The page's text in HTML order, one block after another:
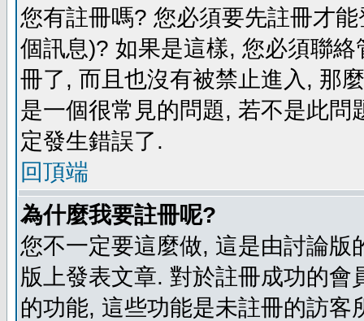
您有註冊嗎? 您必須要先註冊才
個訊息)? 如果是這樣, 您必須聯
冊了, 而且也沒有被禁止進入, 那
是一個很常見的問題, 若不是此
定發生錯誤了.
回頂端
為什麼我要註冊呢?
您不一定要這麼做, 這是由討論
版上發表文章. 對於註冊成功的
的功能, 這些功能是未註冊的訪